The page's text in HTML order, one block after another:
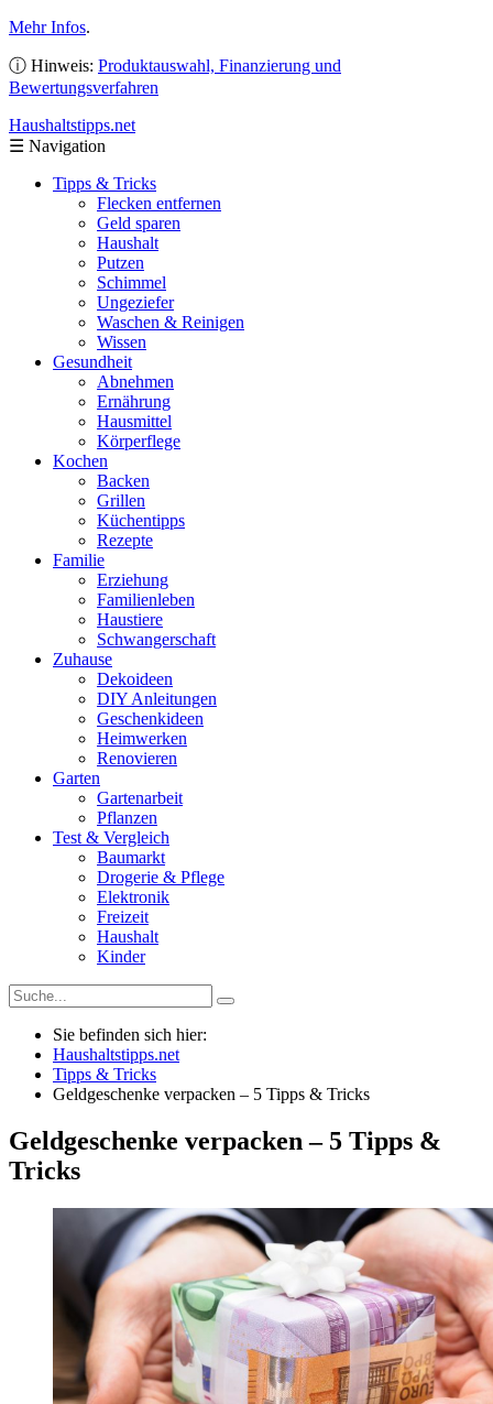
Mehr Infos.
ⓘ Hinweis: Produktauswahl, Finanzierung und
Bewertungsverfahren
Haushaltstipps.net
☰ Navigation
Tipps & Tricks
Flecken entfernen
Geld sparen
Haushalt
Putzen
Schimmel
Ungeziefer
Waschen & Reinigen
Wissen
Gesundheit
Abnehmen
Ernährung
Hausmittel
Körperflege
Kochen
Backen
Grillen
Küchentipps
Rezepte
Familie
Erziehung
Familienleben
Haustiere
Schwangerschaft
Zuhause
Dekoideen
DIY Anleitungen
Geschenkideen
Heimwerken
Renovieren
Garten
Gartenarbeit
Pflanzen
Test & Vergleich
Baumarkt
Drogerie & Pflege
Elektronik
Freizeit
Haushalt
Kinder
Sie befinden sich hier:
Haushaltstipps.net
Tipps & Tricks
Geldgeschenke verpacken – 5 Tipps & Tricks
Geldgeschenke verpacken – 5 Tipps &
Tricks